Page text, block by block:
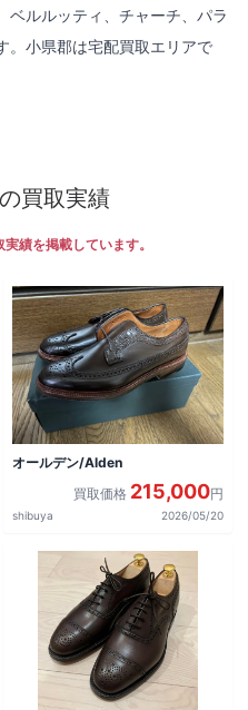
ベルルッティ、チャーチ、パラ
。小県郡は宅配買取エリアで
買取実績
績を掲載しています。
オールデン/Alden
買取価格 215,000円
shibuya 2026/05/20